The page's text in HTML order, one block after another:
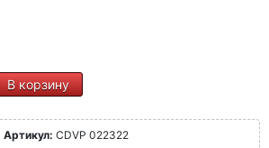
В корзину
Артикул: CDVP 022322